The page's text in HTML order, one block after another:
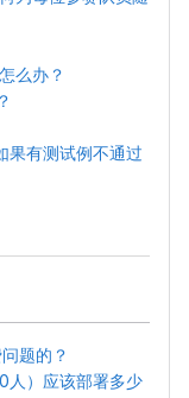
么办？
果有测试例不通过
题的？
人）应该部署多少